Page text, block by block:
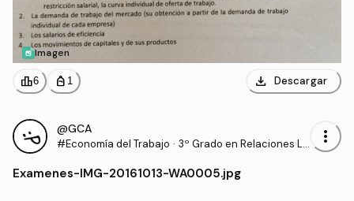
Imagen
leaderboard6 personal_bag 1 download Descargar
@GCA
#Economía del Trabajo · 3º Grado en Relaciones La
os (UCO)
more_vert
Examenes-IMG-20161013-WA0005.jpg